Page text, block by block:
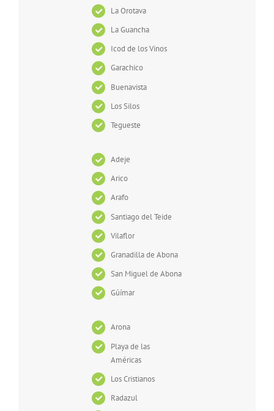
La Orotava
La Guancha
Icod de los Vinos
Garachico
Buenavista
Los Silos
Tegueste
Adeje
Arico
Arafo
Santiago del Teide
Vilaflor
Granadilla de Abona
San Miguel de Abona
Gúímar
Arona
Playa de las
Américas
Los Cristianos
Radazul